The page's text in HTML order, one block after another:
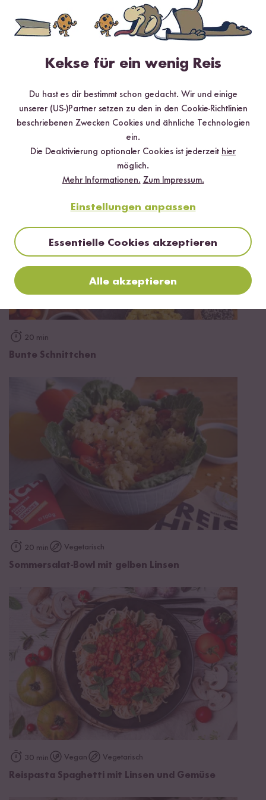
*Das Digitale Rezeptbuch wird dir nach vollständiger Anmeldung zum Newsletter
per E-Mail zugeschickt.
Mehr Rezepte mit Gelbe Bio Linsen
20 min
Bunte Schnittchen
20 min Vegetarisch
Sommersalat-Bowl mit gelben Linsen
30 min Vegan Vegetarisch
Reispasta Spaghetti mit Linsen und Gemüse
Kekse für ein wenig Reis
Du hast es dir bestimmt schon gedacht. Wir und einige
unserer (US-)Partner setzen zu den in den Cookie-Richtlinien
beschriebenen Zwecken Cookies und ähnliche Technologien
ein.
Die Deaktivierung optionaler Cookies ist jederzeit hier
möglich.
Mehr Informationen. Zum Impressum.
Einstellungen anpassen
Essentielle Cookies akzeptieren
Alle akzeptieren